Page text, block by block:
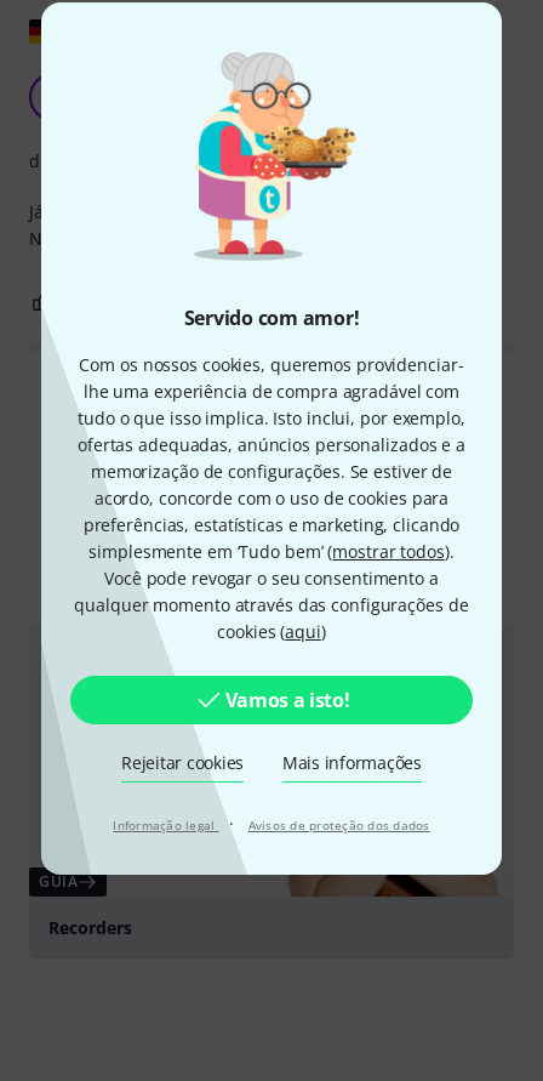
Servido com amor!
Com os nossos cookies, queremos providenciar-
lhe uma experiência de compra agradável com
tudo o que isso implica. Isto inclui, por exemplo,
ofertas adequadas, anúncios personalizados e a
memorização de configurações. Se estiver de
acordo, concorde com o uso de cookies para
preferências, estatísticas e marketing, clicando
simplesmente em ‘Tudo bem’ (mostrar todos).
Você pode revogar o seu consentimento a
qualquer momento através das configurações de
cookies (aqui)
Vamos a isto!
Rejeitar cookies Mais informações
Informação legal · Avisos de proteção dos dados
Manuela G. 26.10.2009
Já estava na hora de termos um bom livro de canções de
Natal.
disposição
Ler todas as reviews
Sabia?
Todos Guia Online
GUIA
Recorders